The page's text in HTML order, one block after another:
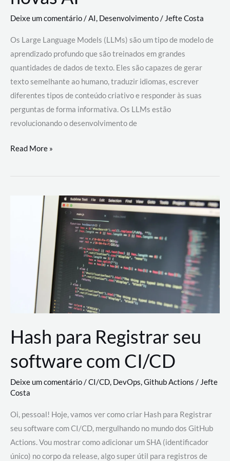
Deixe um comentário/AI, Desenvolvimento/ Jefte Costa
Os Large Language Models (LLMs) são um tipo de modelo de
aprendizado profundo que são treinados em grandes
quantidades de dados de texto. Eles são capazes de gerar
texto semelhante ao humano, traduzir idiomas, escrever
diferentes tipos de conteúdo criativo e responder às suas
perguntas de forma informativa. Os LLMs estão
revolucionando o desenvolvimento de
Large
Models
revolucionando
desenvolvimento
Read More »
Hash para Registrar seu
software com CI/CD
Deixe um comentário/CI/CD, DevOps,Github Actions /Jefte
Costa
Oi, pessoal! Hoje, vamos ver como criar Hash para Registrar
seu software com CI/CD, mergulhando no mundo dos GitHub
Actions. Vou mostrar como adicionar um SHA (identificador
único) no corpo da release, algo super útil para registros de